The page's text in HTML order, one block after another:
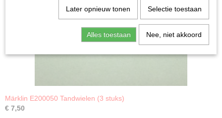
Märklin E200050 Tandwielen (3 stuks)
€ 7,50
Later opnieuw tonen Selectie toestaan
Alles toestaan Nee, niet akkoord